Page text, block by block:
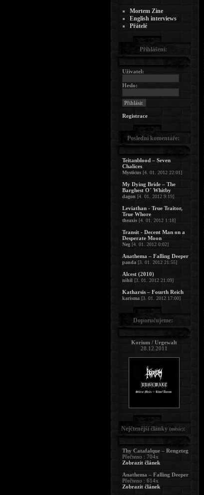
Mortem Zine
English interviews
Přátelé
Přihlášení:
Uživatel:
Heslo:
Registrace
Poslední komentáře:
Teitanblood – Seven
Chalices
Mysticus [4. 01. 2012 22:01]
My Dying Bride – The
Barghest O´ Whitby
dagon [4. 01. 2012 9:19]
Leviathan - True Traitor,
True Whore
theaxis [4. 01. 2012 1:18]
Transit - Decent Man on a
Desperate Moon
Neg [4. 01. 2012 0:02]
Anathema – Falling Deeper
panda [3. 01. 2012 21:55]
Alcest (2010)
nihil [3. 01. 2012 21:09]
Katharsis – Fourth Reich
karisma [3. 01. 2012 17:00]
Doporučujeme:
Korium / Urgewalt
28.12.2011
Nejčtenější články (měsíc):
Thy Catafalque – Rengeteg
Přečteno : 704x
Zobrazit článek
Anathema – Falling Deeper
Přečteno : 614x
Zobrazit článek